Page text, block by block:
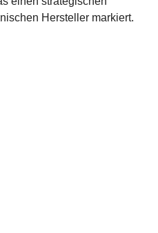
Hersteller markiert.